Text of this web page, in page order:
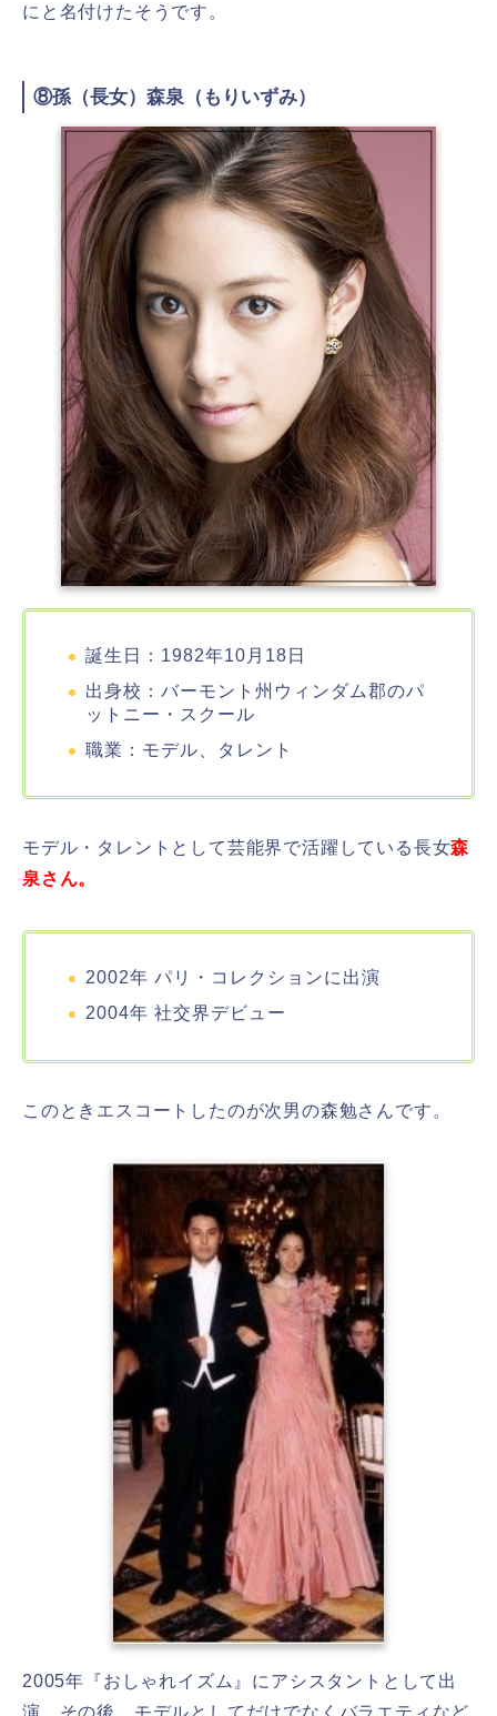
にと名付けたそうです。
⑧孫（長女）森泉（もりいずみ）
誕生日：1982年10月18日
出身校：バーモント州ウィンダム郡のパ
ットニー・スクール
職業：モデル、タレント
モデル・タレントとして芸能界で活躍している長女森
泉さん。
2002年 パリ・コレクションに出演
2004年 社交界デビュー
このときエスコートしたのが次男の森勉さんです。
2005年『おしゃれイズム』にアシスタントとして出
演。その後、モデルとしてだけでなくバラエティなど